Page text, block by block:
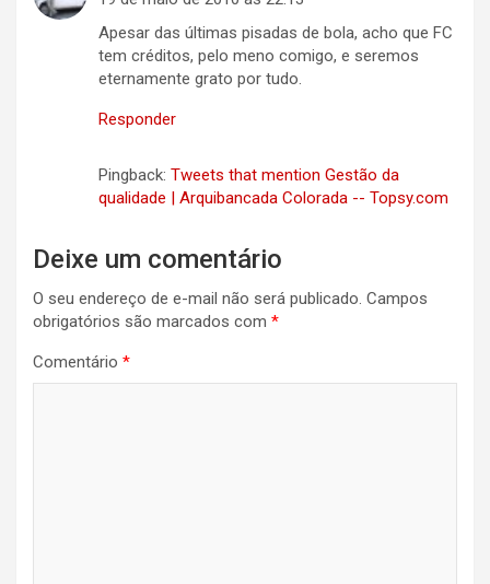
Apesar das últimas pisadas de bola, acho que FC
tem créditos, pelo meno comigo, e seremos
eternamente grato por tudo.
Responder
Pingback: Tweets that mention Gestão da
qualidade | Arquibancada Colorada -- Topsy.com
Deixe um comentário
O seu endereço de e-mail não será publicado. Campos
obrigatórios são marcados com *
Comentário *